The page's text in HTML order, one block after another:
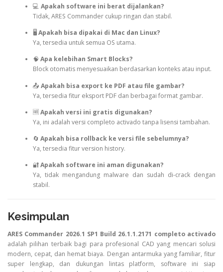
💻 Apakah software ini berat dijalankan?
Tidak, ARES Commander cukup ringan dan stabil.
🖥️Apakah bisa dipakai di Mac dan Linux?
Ya, tersedia untuk semua OS utama.
🧠 Apa kelebihan Smart Blocks?
Block otomatis menyesuaikan berdasarkan konteks atau input.
📤 Apakah bisa export ke PDF atau file gambar?
Ya, tersedia fitur eksport PDF dan berbagai format gambar.
🆓 Apakah versi ini gratis digunakan?
Ya, ini adalah versi completo activado tanpa lisensi tambahan.
🔄 Apakah bisa rollback ke versi file sebelumnya?
Ya, tersedia fitur version history.
🔐Apakah software ini aman digunakan?
Ya, tidak mengandung malware dan sudah di-crack dengan
stabil.
Kesimpulan
ARES Commander 2026.1 SP1 Build 26.1.1.2171 completo activado
adalah pilihan terbaik bagi para profesional CAD yang mencari solusi
modern, cepat, dan hemat biaya. Dengan antarmuka yang familiar, fitur
super lengkap, dan dukungan lintas platform, software ini siap